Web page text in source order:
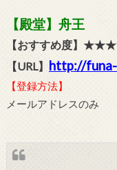
【殿堂】舟王
【おすすめ度】
【URL】 http://
【登録方法】
メールアドレスのみ